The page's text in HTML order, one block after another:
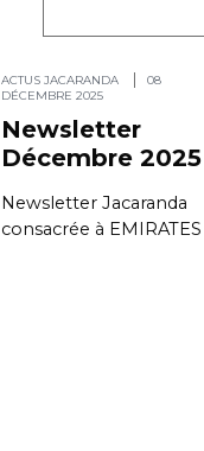
ACTUS JACARANDA
08
DÉCEMBRE 2025
Newsletter
Décembre 2025
Newsletter Jacaranda
consacrée à EMIRATES